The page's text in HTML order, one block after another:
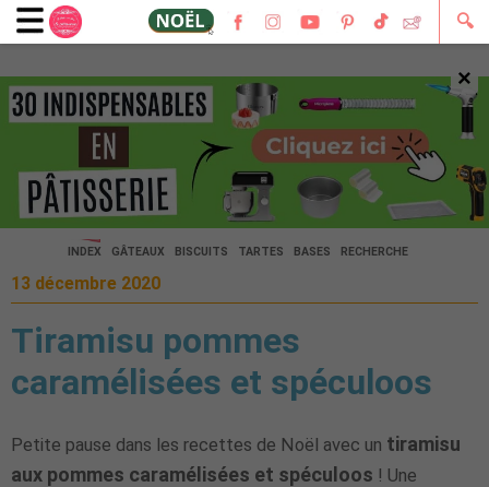
🔍
×
🔍
INDEX GÂTEAUX BISCUITS TARTES BASES RECHERCHE
13 décembre 2020
Tiramisu pommes
caramélisées et spéculoos
Petite pause dans les recettes de Noël avec un tiramisu
aux pommes caramélisées et spéculoos ! Une